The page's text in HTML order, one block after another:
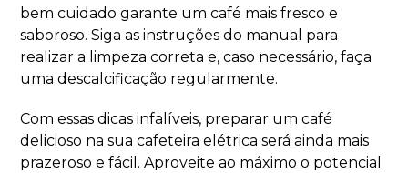
bem cuidado garante um café mais fresco e
saboroso. Siga as instruções do manual para
realizar a limpeza correta e, caso necessário, faça
uma descalcificação regularmente.
Com essas dicas infalíveis, preparar um café
delicioso na sua cafeteira elétrica será ainda mais
prazeroso e fácil. Aproveite ao máximo o potencial